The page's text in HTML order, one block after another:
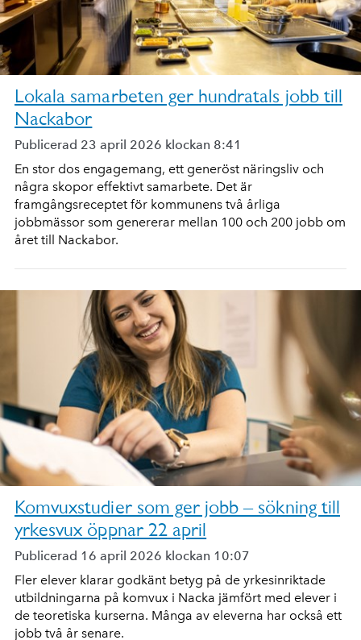
Lokala samarbeten ger hundratals jobb till
Nackabor
Publicerad 23 april 2026 klockan 8:41
En stor dos engagemang, ett generöst näringsliv och
några skopor effektivt samarbete. Det är
framgångsreceptet för kommunens två årliga
jobbmässor som genererar mellan 100 och 200 jobb om
året till Nackabor.
Komvuxstudier som ger jobb – sökning till
yrkesvux öppnar 22 april
Publicerad 16 april 2026 klockan 10:07
Fler elever klarar godkänt betyg på de yrkesinriktade
utbildningarna på komvux i Nacka jämfört med elever i
de teoretiska kurserna. Många av eleverna har också ett
jobb två år senare.